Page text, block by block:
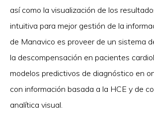
así como la visualización de los
intuitiva para mejor gestión de la
de Manavico es proveer de un sistema
la descompensación en pacientes
modelos predictivos de diagnóstico en
con información basada a la HCE y de
analítica visual.